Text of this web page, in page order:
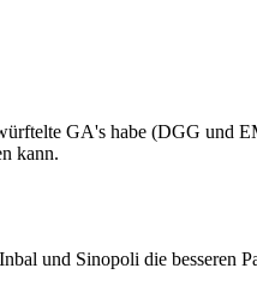
GA's habe (DGG und
kann.
und Sinopoli die besseren